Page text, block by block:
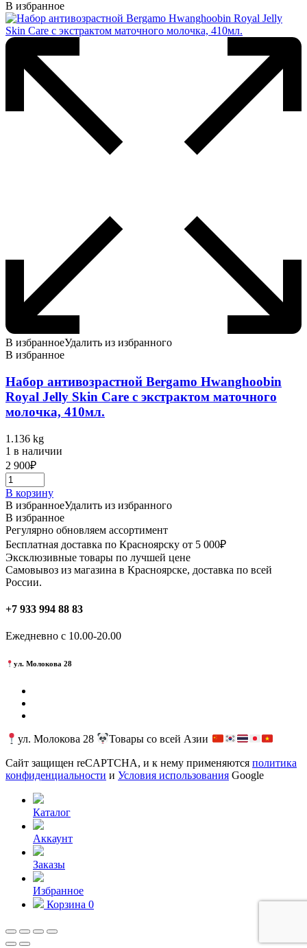
В избранное
В избранноеУдалить из избранного
В избранное
Набор антивозрастной Bergamo Hwanghoobin
Royal Jelly Skin Care с экстрактом маточного
молочка, 410мл.
1.136 kg
1 в наличии
2 900₽
В корзину
В избранноеУдалить из избранного
В избранное
Регулярно обновляем ассортимент
Бесплатная доставка по Красноярску от 5 000₽
Эксклюзивные товары по лучшей цене
Самовывоз из магазина в Красноярске, доставка по всей
России.
+7 933 994 88 83
Ежедневно с 10.00-20.00
ул. Молокова 28
ул. Молокова 28
Товары со всей Азии
Сайт защищен reCAPTCHA, и к нему применяются политика
конфиденциальности и Условия использования Google
Каталог
Аккаунт
Заказы
Избранное
Корзина 0